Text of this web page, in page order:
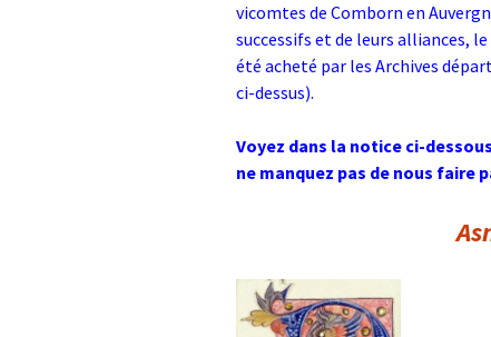
vicomtes de Comborn en
successifs et de leurs alliances,
été acheté par les Archives
ci-dessus).
Voyez dans la notice ci-
ne manquez pas de nous faire